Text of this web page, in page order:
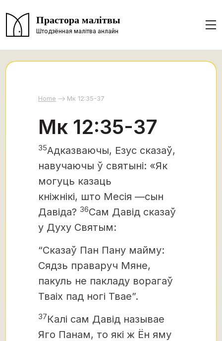
Прастора малітвы
Штодзённая малітва анлайн
Home Mк 12:35-37
Mк 12:35-37
35Адказваючы, Езус сказаў,
навучаючы ў святыні: «Як
могуць казаць
кніжнікі, што Месія —сын
Давіда? 36Сам Давід сказаў
у Духу Святым:
“Сказаў Пан Пану майму:
Сядзь праваруч Мяне,
пакуль не пакладу ворагаў
Тваіх пад ногі Твае”.
37Калі сам Давід называе
Яго Панам, то які ж Ён яму